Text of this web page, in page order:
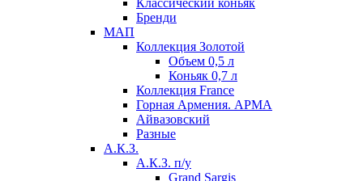
Классический коньяк
Бренди
МАП
Коллекция Золотой
Объем 0,5 л
Коньяк 0,7 л
Коллекция France
Горная Армения. АРМА
Айвазовский
Разные
А.К.З.
А.К.З. п/у
Grand Sargis